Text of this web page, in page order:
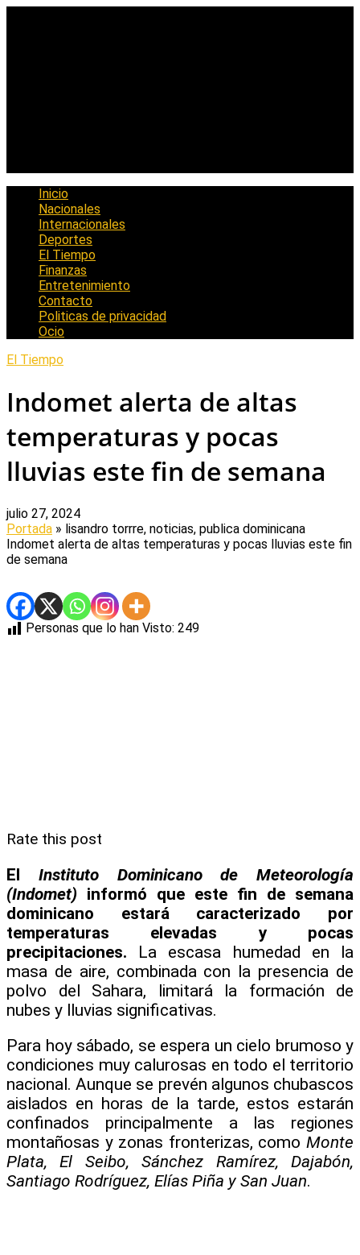
Inicio
Nacionales
Internacionales
Deportes
El Tiempo
Finanzas
Entretenimiento
Contacto
Politicas de privacidad
Ocio
El Tiempo
Indomet alerta de altas
temperaturas y pocas
lluvias este fin de semana
julio 27, 2024
Portada » lisandro torrre, noticias, publica dominicana
Indomet alerta de altas temperaturas y pocas lluvias este fin
de semana
Personas que lo han Visto: 249
Rate this post
El Instituto Dominicano de Meteorología
(Indomet) informó que este fin de semana
dominicano estará caracterizado por
temperaturas elevadas y pocas
precipitaciones. La escasa humedad en la
masa de aire, combinada con la presencia de
polvo del Sahara, limitará la formación de
nubes y lluvias significativas.
Para hoy sábado, se espera un cielo brumoso y
condiciones muy calurosas en todo el territorio
nacional. Aunque se prevén algunos chubascos
aislados en horas de la tarde, estos estarán
confinados principalmente a las regiones
montañosas y zonas fronterizas, como Monte
Plata, El Seibo, Sánchez Ramírez, Dajabón,
Santiago Rodríguez, Elías Piña y San Juan.